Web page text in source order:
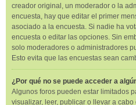
creador original, un moderador o la
encuesta, hay que editar el primer
asociado a la encuesta. Si nadie ha
encuesta o editar las opciones. Sin
solo moderadores o administradores
Esto evita que las encuestas sean
¿Por qué no se puede acceder a
Algunos foros pueden estar limitados
visualizar, leer, publicar o llevar a